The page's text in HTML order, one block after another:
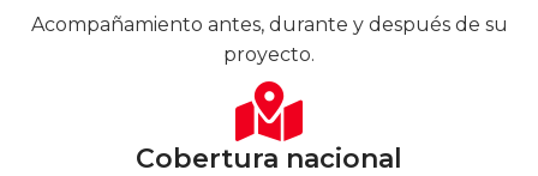
Acompañamiento antes, durante y después de su
proyecto.
Cobertura nacional